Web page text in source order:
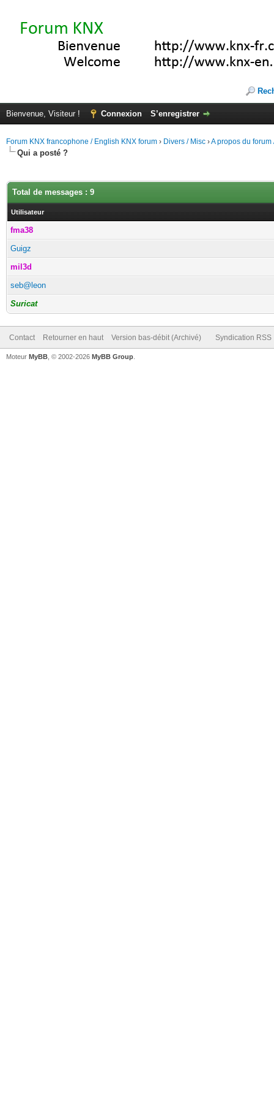
Bienvenue, Visiteur ! Connexion S’enregistrer
Forum KNX francophone / English KNX forum › Divers / Misc ›A propos du forum
Qui a posté ?
Total de messages : 9
Utilisateur
fma38
Guigz
mil3d
seb@leon
Suricat
Contact Retourner en haut Version bas-débit (Archivé) Syndication RSS
Moteur MyBB , © 2002-2026 MyBB Group